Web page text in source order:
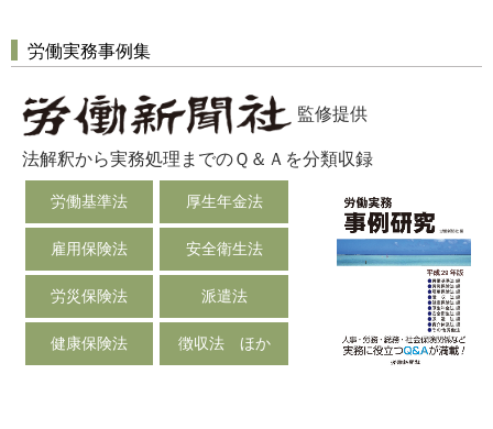
労働実務事例集
監修提供
法解釈から実務処理までのＱ＆Ａを分類収録
労働基準法 厚生年金法
雇用保険法 安全衛生法
労災保険法 派遣法
健康保険法 徴収法 ほか